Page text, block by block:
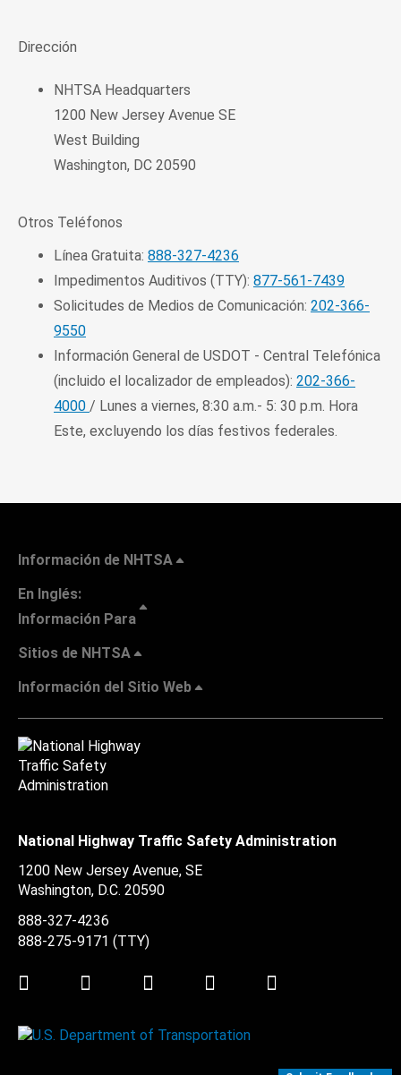
Dirección
NHTSA Headquarters
1200 New Jersey Avenue SE
West Building
Washington, DC 20590
Otros Teléfonos
Línea Gratuita: 888-327-4236
Impedimentos Auditivos (TTY): 877-561-7439
Solicitudes de Medios de Comunicación: 202-366-
9550
Información General de USDOT - Central Telefónica
(incluido el localizador de empleados): 202-366-
4000 / Lunes a viernes, 8:30 a.m.- 5: 30 p.m. Hora
Este, excluyendo los días festivos federales.
Información de NHTSA
En Inglés:
Información Para
Sitios de NHTSA
Información del Sitio Web
National Highway Traffic Safety Administration
1200 New Jersey Avenue, SE
Washington, D.C. 20590
888-327-4236
888-275-9171 (TTY)
Twitter LinkedInFacebookYoutube